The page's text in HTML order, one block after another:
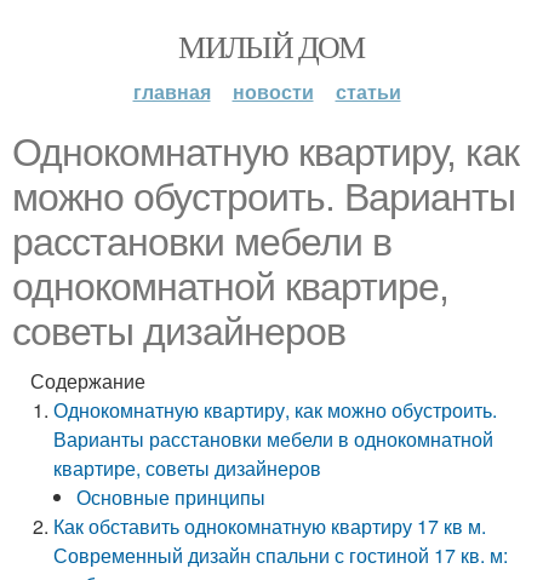
МИЛЫЙ ДОМ
главная новости статьи
Однокомнатную квартиру, как
можно обустроить. Варианты
расстановки мебели в
однокомнатной квартире,
советы дизайнеров
Содержание
Однокомнатную квартиру, как можно обустроить.
Варианты расстановки мебели в однокомнатной
квартире, советы дизайнеров
Основные принципы
Как обставить однокомнатную квартиру 17 кв м.
Современный дизайн спальни с гостиной 17 кв. м: